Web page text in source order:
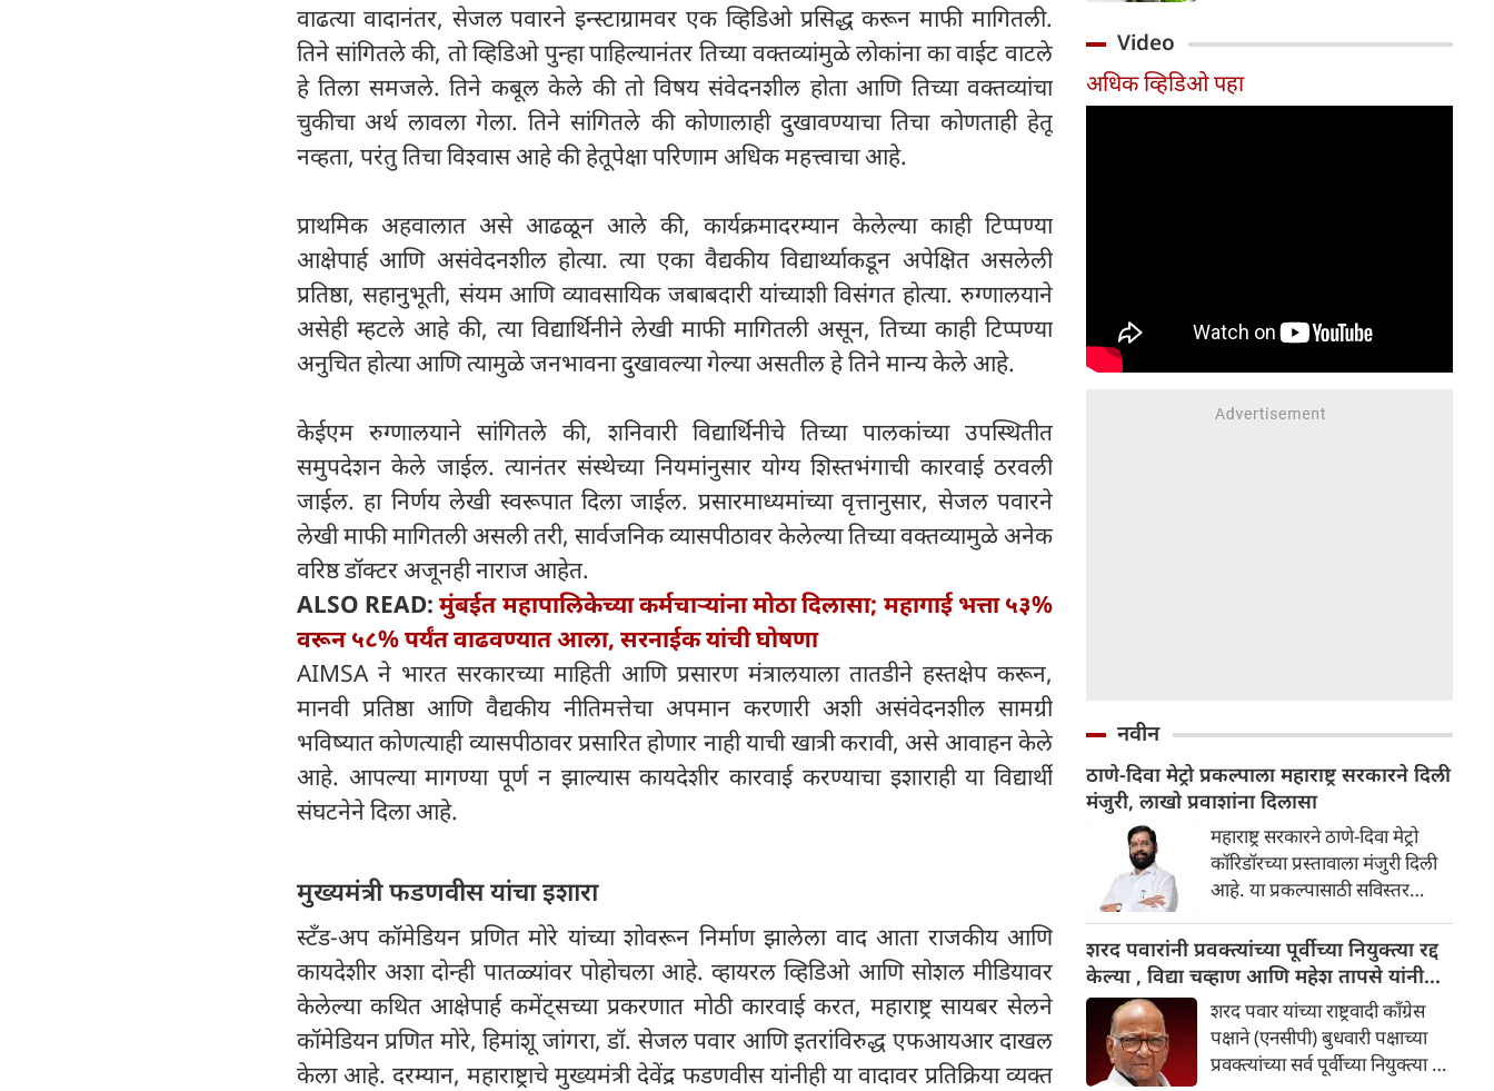
वाढत्या वादानंतर, सेजल पवारने इन्स्टाग्रामवर एक व्हिडिओ प्रसिद्ध करून माफी मागितली.
तिने सांगितले की, तो व्हिडिओ पुन्हा पाहिल्यानंतर तिच्या वक्तव्यांमुळे लोकांना का वाईट वाटले
हे तिला समजले. तिने कबूल केले की तो विषय संवेदनशील होता आणि तिच्या वक्तव्यांचा
चुकीचा अर्थ लावला गेला. तिने सांगितले की कोणालाही दुखावण्याचा तिचा कोणताही हेतू
नव्हता, परंतु तिचा विश्वास आहे की हेतूपेक्षा परिणाम अधिक महत्त्वाचा आहे.
प्राथमिक अहवालात असे आढळून आले की, कार्यक्रमादरम्यान केलेल्या काही टिप्पण्या
आक्षेपार्ह आणि असंवेदनशील होत्या. त्या एका वैद्यकीय विद्यार्थ्याकडून अपेक्षित असलेली
प्रतिष्ठा, सहानुभूती, संयम आणि व्यावसायिक जबाबदारी यांच्याशी विसंगत होत्या. रुग्णालयाने
असेही म्हटले आहे की, त्या विद्यार्थिनीने लेखी माफी मागितली असून, तिच्या काही टिप्पण्या
अनुचित होत्या आणि त्यामुळे जनभावना दुखावल्या गेल्या असतील हे तिने मान्य केले आहे.
केईएम रुग्णालयाने सांगितले की, शनिवारी विद्यार्थिनीचे तिच्या पालकांच्या उपस्थितीत
समुपदेशन केले जाईल. त्यानंतर संस्थेच्या नियमांनुसार योग्य शिस्तभंगाची कारवाई ठरवली
जाईल. हा निर्णय लेखी स्वरूपात दिला जाईल. प्रसारमाध्यमांच्या वृत्तानुसार, सेजल पवारने
लेखी माफी मागितली असली तरी, सार्वजनिक व्यासपीठावर केलेल्या तिच्या वक्तव्यामुळे अनेक
वरिष्ठ डॉक्टर अजूनही नाराज आहेत.
ALSO READ:मुंबईत महापालिकेच्या कर्मचाऱ्यांना मोठा दिलासा; महागाई भत्ता ५३%
वरून ५८% पर्यंत वाढवण्यात आला, सरनाईक यांची घोषणा
AIMSA ने भारत सरकारच्या माहिती आणि प्रसारण मंत्रालयाला तातडीने हस्तक्षेप करून,
मानवी प्रतिष्ठा आणि वैद्यकीय नीतिमत्तेचा अपमान करणारी अशी असंवेदनशील सामग्री
भविष्यात कोणत्याही व्यासपीठावर प्रसारित होणार नाही याची खात्री करावी, असे आवाहन केले
आहे. आपल्या मागण्या पूर्ण न झाल्यास कायदेशीर कारवाई करण्याचा इशाराही या विद्यार्थी
संघटनेने दिला आहे.
मुख्यमंत्री फडणवीस यांचा इशारा
स्टँड-अप कॉमेडियन प्रणित मोरे यांच्या शोवरून निर्माण झालेला वाद आता राजकीय आणि
कायदेशीर अशा दोन्ही पातळ्यांवर पोहोचला आहे. व्हायरल व्हिडिओ आणि सोशल मीडियावर
केलेल्या कथित आक्षेपार्ह कमेंट्सच्या प्रकरणात मोठी कारवाई करत, महाराष्ट्र सायबर सेलने
कॉमेडियन प्रणित मोरे, हिमांशू जांगरा, डॉ. सेजल पवार आणि इतरांविरुद्ध एफआयआर दाखल
केला आहे. दरम्यान, महाराष्ट्राचे मुख्यमंत्री देवेंद्र फडणवीस यांनीही या वादावर प्रतिक्रिया व्यक्त
दानधर्म आणि सात्विक जीवनशैलीचे
पालन करतात.
Video
अधिक व्हिडिओ पहा
नवीन
ठाणे-दिवा मेट्रो प्रकल्पाला महाराष्ट्र सरकारने दिली
मंजुरी, लाखो प्रवाशांना दिलासा
महाराष्ट्र सरकारने ठाणे-दिवा मेट्रो
कॉरिडॉरच्या प्रस्तावाला मंजुरी दिली
आहे. या प्रकल्पासाठी सविस्तर
केला जाईल. यामुळे ठाणे, कळवा,
मुंब्रा, दिवा आणि लगतच्या
परिसरातील लाखो प्रवाशांना दिलासा
मिळेल
शरद पवारांनी प्रवक्त्यांच्या पूर्वीच्या नियुक्त्या रद्द
केल्या , विद्या चव्हाण आणि महेश तापसे यांनी
जबाबदारी घेतलीशरद पवार यांच्या राष्ट्रवादी काँग्रेस
पक्षाने (एनसीपी) बुधवारी पक्षाच्या
प्रवक्त्यांच्या सर्व पूर्वीच्या नियुक्त्या रद्द